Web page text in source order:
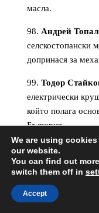
масла.
Андрей
селскостопански
допринася за
Тодор
електрически
който полага
България.
Христо Боев
развива първото
морски дарове,
преработка на
We are using
our website.
You can find out
switch them off in
Accept